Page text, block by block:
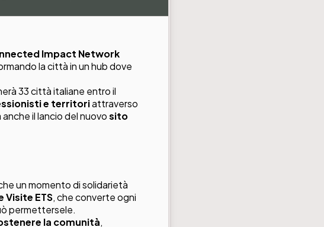
Impact Network
la città in un hub dove
33 città italiane entro il
e territoriattraverso
il lancio del nuovosito
un momento di solidarietà
Visite ETS, che converte ogni
permettersele.
la comunità,